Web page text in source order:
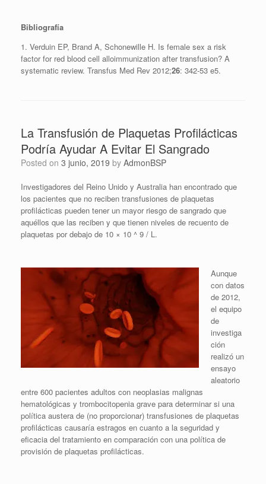
Bibliografía
1. Verduin EP, Brand A, Schonewille H. Is female sex a risk
factor for red blood cell alloimmunization after transfusion? A
systematic review. Transfus Med Rev 2012;26: 342-53 e5.
La Transfusión de Plaquetas Profilácticas
Podría Ayudar A Evitar El Sangrado
Posted on 3 junio, 2019 by AdmonBSP
Investigadores del Reino Unido y Australia han encontrado que
los pacientes que no reciben transfusiones de plaquetas
profilácticas pueden tener un mayor riesgo de sangrado que
aquéllos que las reciben y que tienen niveles de recuento de
plaquetas por debajo de 10 × 10 ^ 9 / L.
Aunque
con datos
de 2012,
el equipo
de
investiga
ción
realizó un
ensayo
aleatorio
entre 600 pacientes adultos con neoplasias malignas
hematológicas y trombocitopenia grave para determinar si una
política austera de (no proporcionar) transfusiones de plaquetas
profilácticas causaría estragos en cuanto a la seguridad y
eficacia del tratamiento en comparación con una política de
provisión de plaquetas profilácticas.